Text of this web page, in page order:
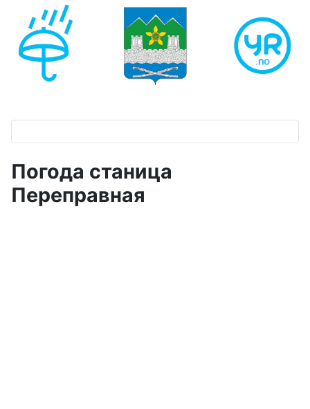
Погода станица
Переправная